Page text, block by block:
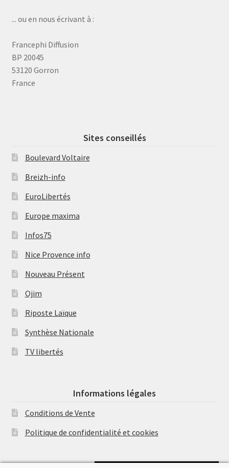
... ou en nous écrivant à :
Francephi Diffusion
BP 20045
53120 Gorron
France
Sites conseillés
Boulevard Voltaire
Breizh-info
EuroLibertés
Europe maxima
Infos75
Nice Provence info
Nouveau Présent
Ojim
Riposte Laïque
Synthèse Nationale
TV libertés
Informations légales
Conditions de Vente
Politique de confidentialité et cookies